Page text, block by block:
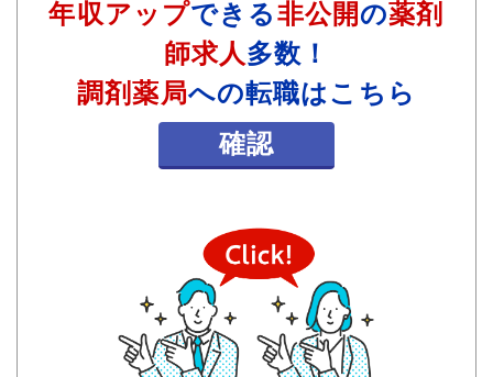
年収アップできる非公開の薬剤
師求人多数！
調剤薬局への転職はこちら
確認